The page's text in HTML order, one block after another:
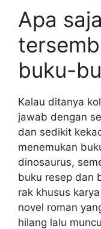
Apa
buku-
Kalau ditanya
jawab dengan
dan sedikit
menemukan
dinosaurus,
buku resep dan
rak khusus
novel roman
hilang lalu